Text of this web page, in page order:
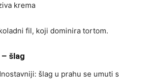
krema
fil, koji dominira tortom.
šlag
šlag u prahu se umuti s